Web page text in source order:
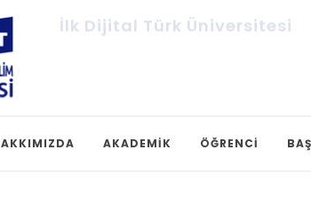
AKADEMİK ÖĞRENCİ